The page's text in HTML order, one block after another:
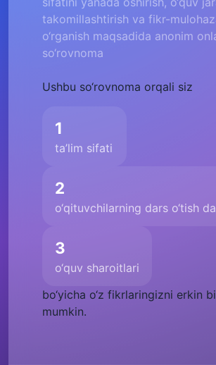
takomillashtirish va fikr-
o‘rganish maqsadida anonim
so‘rovnoma
Ushbu so‘rovnoma orqali siz
1
ta’lim sifati
2
o‘qituvchilarning dars o‘tish
3
o‘quv sharoitlari
bo‘yicha o‘z fikrlaringizni erkin
mumkin.